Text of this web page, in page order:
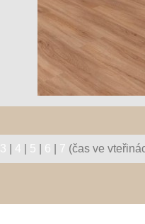
3 4 5 6 7 (čas ve